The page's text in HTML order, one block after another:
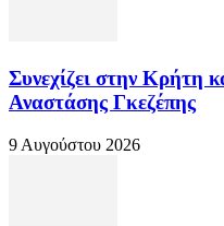
Συνεχίζει στην Κρήτη
Αναστάσης Γκεζέπης
9 Αυγούστου 2026